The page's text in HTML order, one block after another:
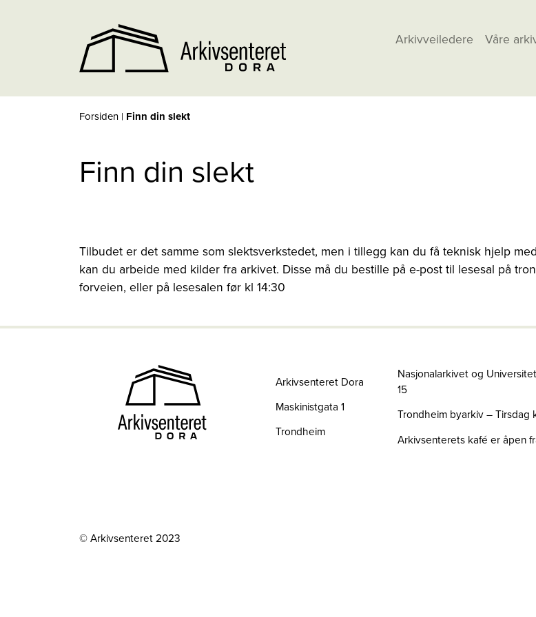
Arkivveiledere Våre
Forsiden | Finn din slekt
Finn din slekt
Tilbudet er det samme som slektsverkstedet, men i tillegg kan du få teknisk hjelp
kan du arbeide med kilder fra arkivet. Disse må du bestille på e-post til lesesal på
forveien, eller på lesesalen før kl 14:30
Arkivsenteret Dora
Maskinistgata 1
Trondheim
Nasjonalarkivet og
15
Trondheim byarkiv – Tirsdag
Arkivsenterets kafé er åpen
© Arkivsenteret 2023